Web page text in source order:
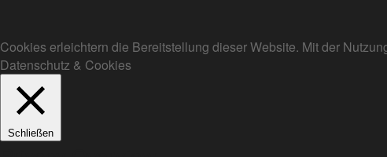
Cookies erleichtern die Bereitstellung dieser Website. Mit der
Datenschutz & Cookies
Schließen